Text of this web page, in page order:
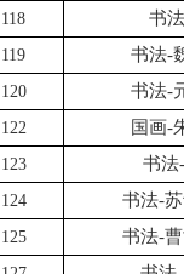
118 书
119 书法-
120 书法-
122 国画-
123 书法
124 书法-
125 书法-